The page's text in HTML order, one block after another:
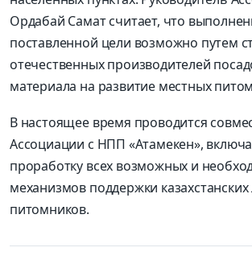
Ордабай Самат считает, что
поставленной цели возможно путем
отечественных производителей
материала на развитие местных
В настоящее время проводится
Ассоциации с НПП «Атамекен»,
проработку всех возможных и
механизмов поддержки
питомников.